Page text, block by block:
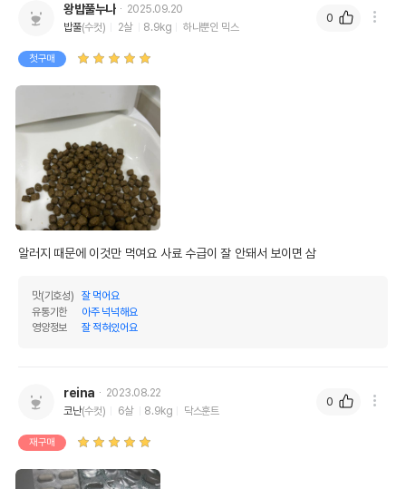
왕밥풀누나
2025.09.20
밥풀(수컷) 2살 8.9kg 하나뿐인 믹스
첫구매
알러지 때문에 이것만 먹여요 사료 수급이 잘 안돼서 보이면 삼
맛(기호성)
잘 먹어요
유통기한
아주 넉넉해요
영양정보
잘 적혀있어요
0
reina
2023.08.22
코난(수컷) 6살 8.9kg 닥스훈트
재구매
0